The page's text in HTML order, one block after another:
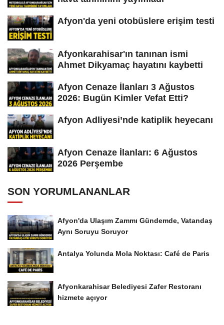
Afyon'da yeni otobüslere erişim testi
Afyonkarahisar'ın tanınan ismi
Ahmet Dikyamaç hayatını kaybetti
Afyon Cenaze İlanları 3 Ağustos
2026: Bugün Kimler Vefat Etti?
Afyon Adliyesi’nde katiplik heyecanı
Afyon Cenaze İlanları: 6 Ağustos
2026 Perşembe
SON YORUMLANANLAR
Afyon'da Ulaşım Zammı Gündemde, Vatandaş
Aynı Soruyu Soruyor
Antalya Yolunda Mola Noktası: Café de Paris
Afyonkarahisar Belediyesi Zafer Restoranı
hizmete açıyor